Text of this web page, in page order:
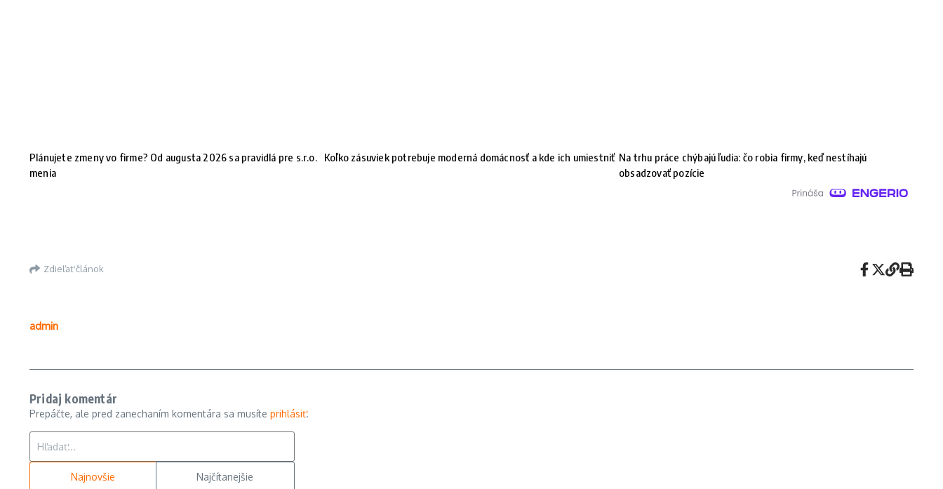
Plánujete zmeny vo firme? Od augusta 2026 sa pravidlá pre s.r.o.
menia
Koľko zásuviek potrebuje moderná domácnosť a kde ich umiestniť Na trhu práce chýbajú ľudia: čo robia firmy, keď nestíhajú
obsadzovať pozície
Zdieľať článok
admin
Pridaj komentár
Prepáčte, ale pred zanechaním komentára sa musíte prihlásiť.
Najnovšie Najčítanejšie